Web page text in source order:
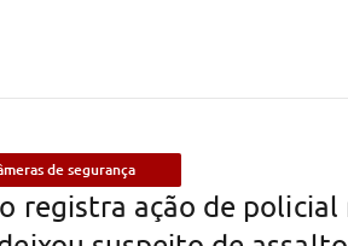
de segurança
registra ação de